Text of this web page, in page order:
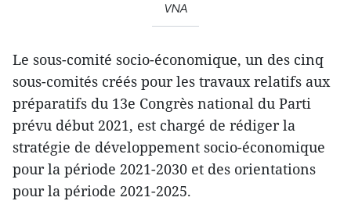
VNA
Le sous-comité socio-économique, un des cinq
sous-comités créés pour les travaux relatifs aux
préparatifs du 13e Congrès national du Parti
prévu début 2021, est chargé de rédiger la
stratégie de développement socio-économique
pour la période 2021-2030 et des orientations
pour la période 2021-2025.